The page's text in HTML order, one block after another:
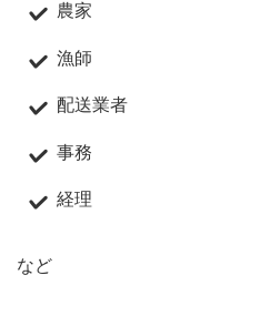
農家
漁師
配送業者
事務
経理
など